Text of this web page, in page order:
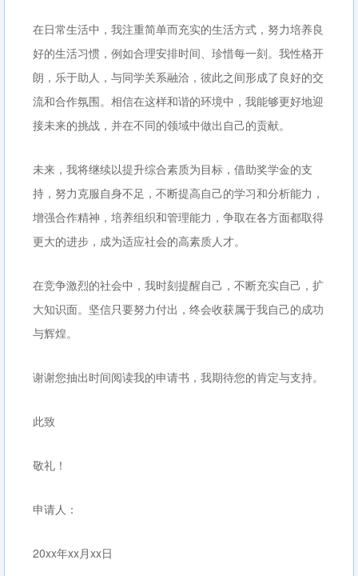
在日常生活中，我注重简单而充实的生活方式，努力培养良
好的生活习惯，例如合理安排时间、珍惜每一刻。我性格开
朗，乐于助人，与同学关系融洽，彼此之间形成了良好的交
流和合作氛围。相信在这样和谐的环境中，我能够更好地迎
接未来的挑战，并在不同的领域中做出自己的贡献。
未来，我将继续以提升综合素质为目标，借助奖学金的支
持，努力克服自身不足，不断提高自己的学习和分析能力，
增强合作精神，培养组织和管理能力，争取在各方面都取得
更大的进步，成为适应社会的高素质人才。
在竞争激烈的社会中，我时刻提醒自己，不断充实自己，扩
大知识面。坚信只要努力付出，终会收获属于我自己的成功
与辉煌。
谢谢您抽出时间阅读我的申请书，我期待您的肯定与支持。
此致
敬礼！
申请人：
20xx年xx月xx日